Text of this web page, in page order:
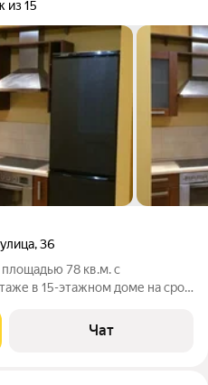
из 15
,36
площадью 78 кв.м. с
в 15-этажном доме на срок
Чат